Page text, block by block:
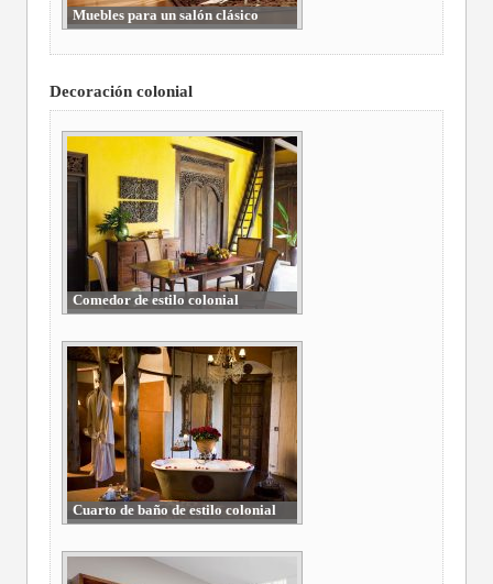
Muebles para un salón clásico
Decoración colonial
Comedor de estilo colonial
Cuarto de baño de estilo colonial